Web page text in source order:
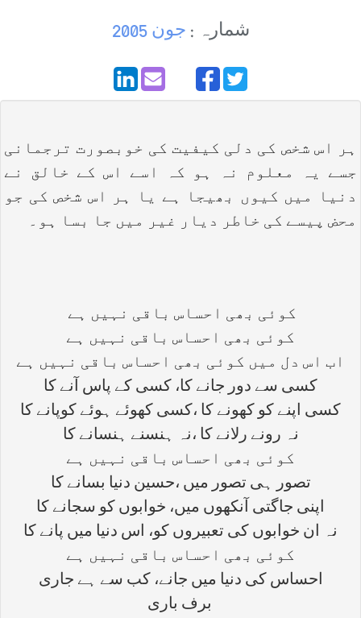
شمارہ : جون 2005
ہر اس شخص کی دلی کیفیت کی خوبصورت ترجمانی
جسے یہ معلوم نہ ہو کہ اسے اس کے خالق نے
دنیا میں کیوں بھیجا ہے یا ہر اس شخص کی جو
محض پیسے کی خاطر دیار غیر میں جا بسا ہو۔
کوئی بھی احساس باقی نہیں ہے
کوئی بھی احساس باقی نہیں ہے
اب اس دل میں کوئی بھی احساس باقی نہیں ہے
کسی سے دور جانے کا، کسی کے پاس آنے کا
کسی اپنے کو کھونے کا ،کسی کھوئے ہوئے کوپانے کا
نہ رونے رلانے کا ،نہ ہنسنے ہنسانے کا
کوئی بھی احساس باقی نہیں ہے
تصور ہی تصور میں ،حسین دنیا بسانے کا
اپنی جاگتی آنکھوں میں، خوابوں کو سجانے کا
نہ ان خوابوں کی تعبیروں کو، اس دنیا میں پانے کا
کوئی بھی احساس باقی نہیں ہے
احساس کی دنیا میں جانے، کب سے ہے جاری
برف باری